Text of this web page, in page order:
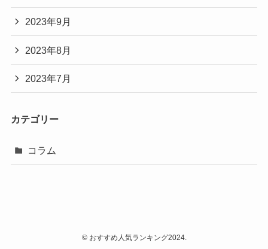
2023年9月
2023年8月
2023年7月
カテゴリー
コラム
©おすすめ人気ランキング2024.